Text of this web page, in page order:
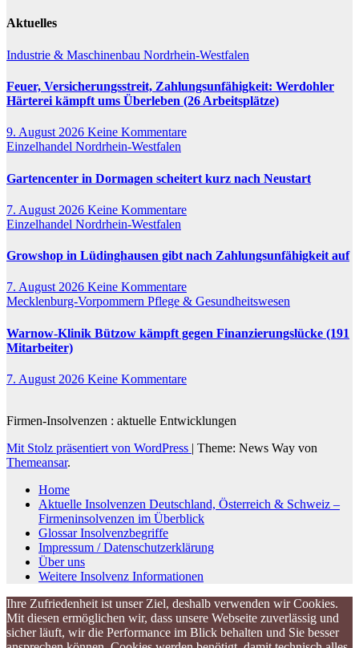
Aktuelles
Industrie & Maschinenbau Nordrhein-Westfalen
Feuer, Versicherungsstreit, Zahlungsunfähigkeit: Werdohler
Härterei kämpft ums Überleben (26 Arbeitsplätze)
9. August 2026 Keine Kommentare
Einzelhandel Nordrhein-Westfalen
Gartencenter in Dormagen scheitert kurz nach Neustart
7. August 2026 Keine Kommentare
Einzelhandel Nordrhein-Westfalen
Growshop in Lüdinghausen gibt nach Zahlungsunfähigkeit auf
7. August 2026 Keine Kommentare
Mecklenburg-Vorpommern Pflege & Gesundheitswesen
Warnow-Klinik Bützow kämpft gegen Finanzierungslücke (191
Mitarbeiter)
7. August 2026 Keine Kommentare
Firmen-Insolvenzen : aktuelle Entwicklungen
Mit Stolz präsentiert von WordPress | Theme: News Way von
Themeansar.
Home
Aktuelle Insolvenzen Deutschland, Österreich & Schweiz –
Firmeninsolvenzen im Überblick
Glossar Insolvenzbegriffe
Impressum / Datenschutzerklärung
Über uns
Weitere Insolvenz Informationen
Ihre Zufriedenheit ist unser Ziel, deshalb verwenden wir Cookies.
Mit diesen ermöglichen wir, dass unsere Webseite zuverlässig und
sicher läuft, wir die Performance im Blick behalten und Sie besser